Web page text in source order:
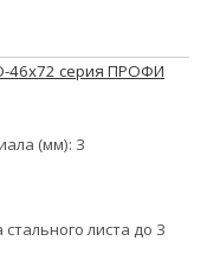
46х72 серия ПРОФИ
(мм): 3
листа до 3